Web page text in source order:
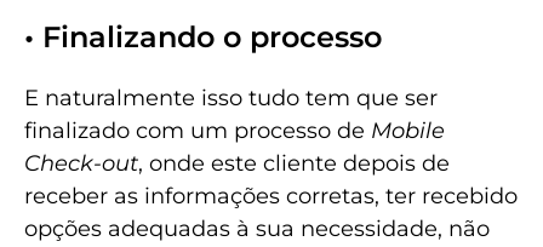
• Finalizando o processo
E naturalmente isso tudo tem que ser
finalizado com um processo de Mobile
Check-out, onde este cliente depois de
receber as informações corretas, ter recebido
opções adequadas à sua necessidade, não